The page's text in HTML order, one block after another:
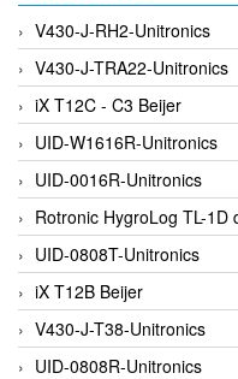
Fomotech Vietnam
Forbes Marshall
FORNEY
Fortex
Fortress
Fossil Power Systems
FPZ
Francia Srl Vietnam
Francis Vietnam
FRANKE
V430-J-RH2-Unitronics
V430-J-TRA22-Unitronics
iX T12C - C3 Beijer
UID-W1616R-Unitronics
UID-0016R-Unitronics
Rotronic HygroLog TL-
UID-0808T-Unitronics
iX T12B Beijer
V430-J-T38-Unitronics
UID-0808R-Unitronics